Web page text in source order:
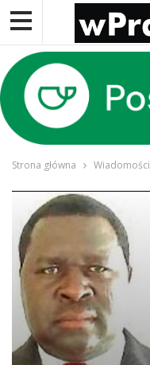
Strona główna Wiadomości